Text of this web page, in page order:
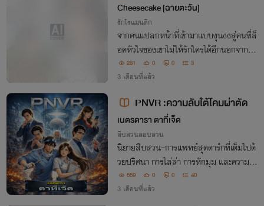
Cheesecake [ฉายตะวัน]
รักโรแมนติก
จากคนแปลกหน้าที่เข้ามาแบบงุนงงสู่คนที่ล็
อคหัวใจของเขาไม่ให้รักใครได้อีกนอกจากเธ
อ 281 0 0 3
3 เดือนที่แล้ว
PNVR :ความลับใต้โคมผ่าตัด
เนตรดารา ตาที่เจ็ด
สืบสวนสอบสวน
นิยายสืบสวน–การแพทย์สุดดาร์กที่เต็มไปด้
วยปริศนา การไล่ล่า การหักมุม และความลั
บที่โหดร้าย -- ถ้าคุณเปิดหน้าแรกเตรียมใจ
ไว้ให้ดี เพราะเมื่อคุณรู้ความจริงแล้ว คุณจะว
559 0 0 40
3 เดือนที่แล้ว